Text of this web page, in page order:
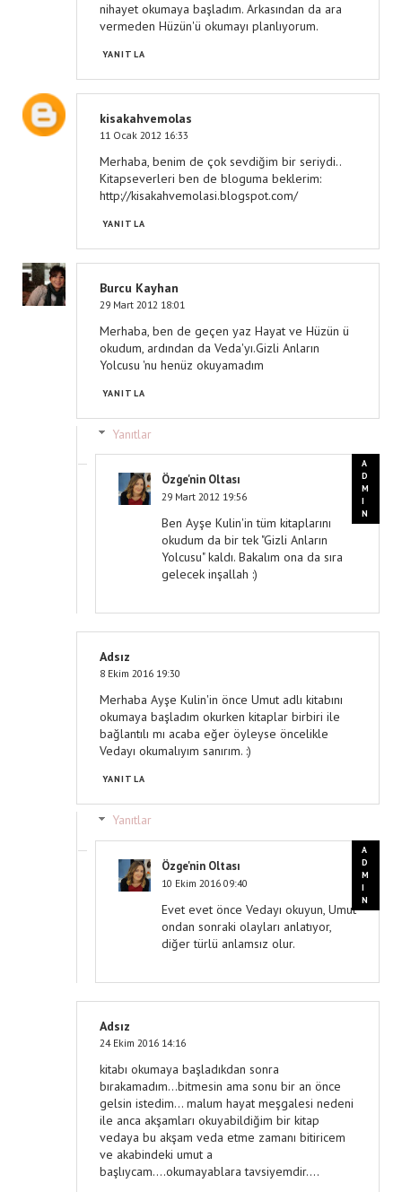
nihayet okumaya başladım. Arkasından da ara
vermeden Hüzün'ü okumayı planlıyorum.
YANITLA
kisakahvemolas
11 Ocak 2012 16:33
Merhaba, benim de çok sevdiğim bir seriydi..
Kitapseverleri ben de bloguma beklerim:
http://kisakahvemolasi.blogspot.com/
YANITLA
Burcu Kayhan
29 Mart 2012 18:01
Merhaba, ben de geçen yaz Hayat ve Hüzün ü
okudum, ardından da Veda'yı.Gizli Anların
Yolcusu 'nu henüz okuyamadım
YANITLA
Yanıtlar
Özge'nin Oltası
29 Mart 2012 19:56
Ben Ayşe Kulin'in tüm kitaplarını
okudum da bir tek "Gizli Anların
Yolcusu" kaldı. Bakalım ona da sıra
gelecek inşallah :)
Adsız
8 Ekim 2016 19:30
Merhaba Ayşe Kulin'in önce Umut adlı kitabını
okumaya başladım okurken kitaplar birbiri ile
bağlantılı mı acaba eğer öyleyse öncelikle
Vedayı okumalıyım sanırım. :)
YANITLA
Yanıtlar
Özge'nin Oltası
10 Ekim 2016 09:40
Evet evet önce Vedayı okuyun, Umut
ondan sonraki olayları anlatıyor,
diğer türlü anlamsız olur.
Adsız
24 Ekim 2016 14:16
kitabı okumaya başladıkdan sonra
bırakamadım...bitmesin ama sonu bir an önce
gelsin istedim... malum hayat meşgalesi nedeni
ile anca akşamları okuyabildiğim bir kitap
vedaya bu akşam veda etme zamanı bitiricem
ve akabindeki umut a
başlıycam....okumayablara tavsiyemdir....